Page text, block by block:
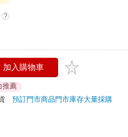
?
加入購物車
推薦
貨預訂門市商品門市庫存大量採購